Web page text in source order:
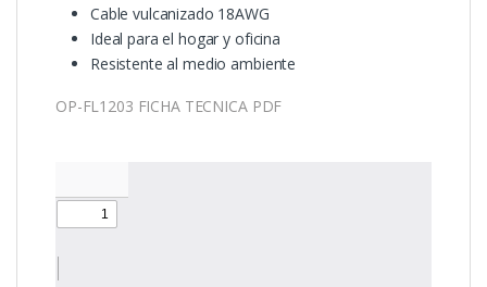
Cable vulcanizado 18AWG
Ideal para el hogar y oficina
Resistente al medio ambiente
OP-FL1203 FICHA TECNICA PDF